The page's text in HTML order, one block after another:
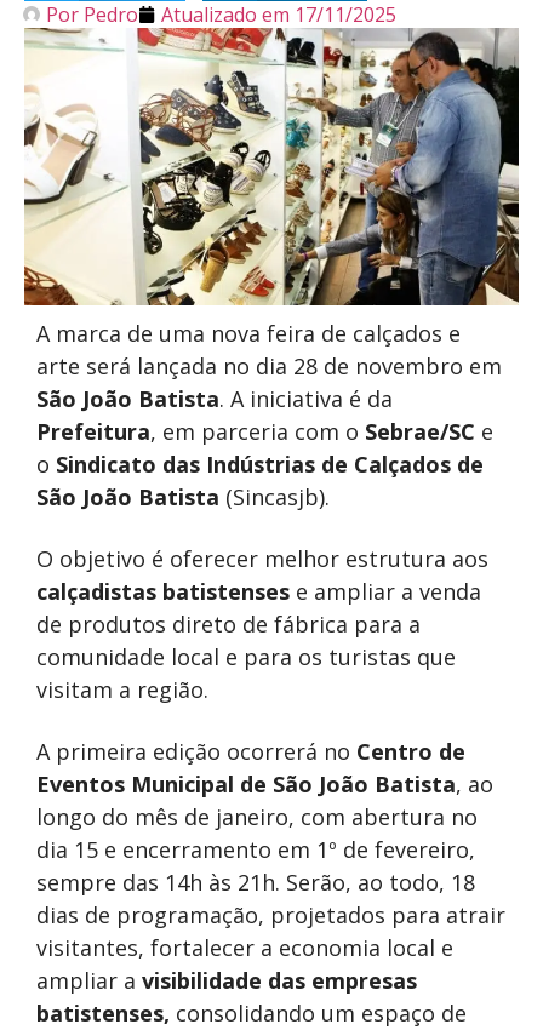
Por Pedro Atualizado em 17/11/2025
A marca de uma nova feira de calçados e
arte será lançada no dia 28 de novembro em
São João Batista. A iniciativa é da
Prefeitura, em parceria com o Sebrae/SC e
o Sindicato das Indústrias de Calçados de
São João Batista (Sincasjb).
O objetivo é oferecer melhor estrutura aos
calçadistas batistenses e ampliar a venda
de produtos direto de fábrica para a
comunidade local e para os turistas que
visitam a região.
A primeira edição ocorrerá no Centro de
Eventos Municipal de São João Batista, ao
longo do mês de janeiro, com abertura no
dia 15 e encerramento em 1º de fevereiro,
sempre das 14h às 21h. Serão, ao todo, 18
dias de programação, projetados para atrair
visitantes, fortalecer a economia local e
ampliar a visibilidade das empresas
batistenses, consolidando um espaço de